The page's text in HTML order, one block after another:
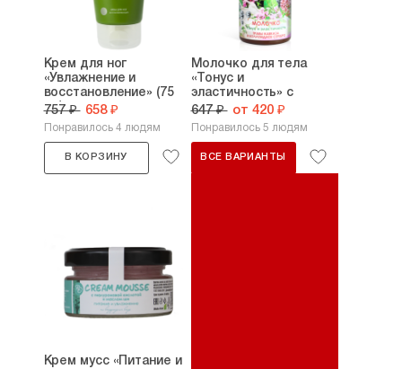
Крем для ног
«Увлажнение и
восстановление» (75
мл)
757 ₽ 658 ₽
Понравилось 4 людям
В КОРЗИНУ
Молочко для тела
«Тонус и
эластичность» с
травами...
647 ₽ от 420 ₽
Понравилось 5 людям
ВСЕ ВАРИАНТЫ
Крем мусс «Питание и